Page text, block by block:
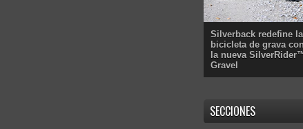
Silverback redefine la
bicicleta de grava
la nueva
Gravel
SECCIONES